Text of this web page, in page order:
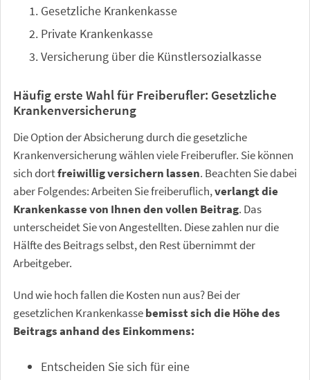
Gesetzliche Krankenkasse
Private Krankenkasse
Versicherung über die Künstlersozialkasse
Häufig erste Wahl für Freiberufler: Gesetzliche
Krankenversicherung
Die Option der Absicherung durch die gesetzliche
Krankenversicherung wählen viele Freiberufler. Sie können
sich dortfreiwillig versichern lassen. Beachten Sie dabei
aber Folgendes: Arbeiten Sie freiberuflich,verlangt die
Krankenkasse von Ihnen den vollen Beitrag. Das
unterscheidet Sie von Angestellten. Diese zahlen nur die
Hälfte des Beitrags selbst, den Rest übernimmt der
Arbeitgeber.
Und wie hoch fallen die Kosten nun aus? Bei der
gesetzlichen Krankenkassebemisst sich die Höhe des
Beitrags anhand des Einkommens:
Entscheiden Sie sich für eine